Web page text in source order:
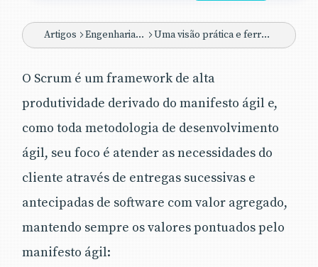
ferramentas de apoio ao gerenciamento de
projetos que a utilizam.
de trabalho do projeto hoje não está dando
muito certo e precisa-se de mais agilidade,
maior adaptabilidade às mudanças nos
requisitos sem diminuir produtividade, maior
engajamento da equipe, mais proximidade e
transparência com o patrocinador do projeto,
ele e ainda podendo utilizar outras
metodologias, conhecer melhor um conjunto
Artigos Engenharia de Software Uma visão prática e ferramentas de apoio ao uso do Scrum
O Scrum é um framework de alta
produtividade derivado do manifesto ágil e,
como toda metodologia de desenvolvimento
ágil, seu foco é atender as necessidades do
cliente através de entregas sucessivas e
antecipadas de software com valor agregado,
mantendo sempre os valores pontuados pelo
manifesto ágil: